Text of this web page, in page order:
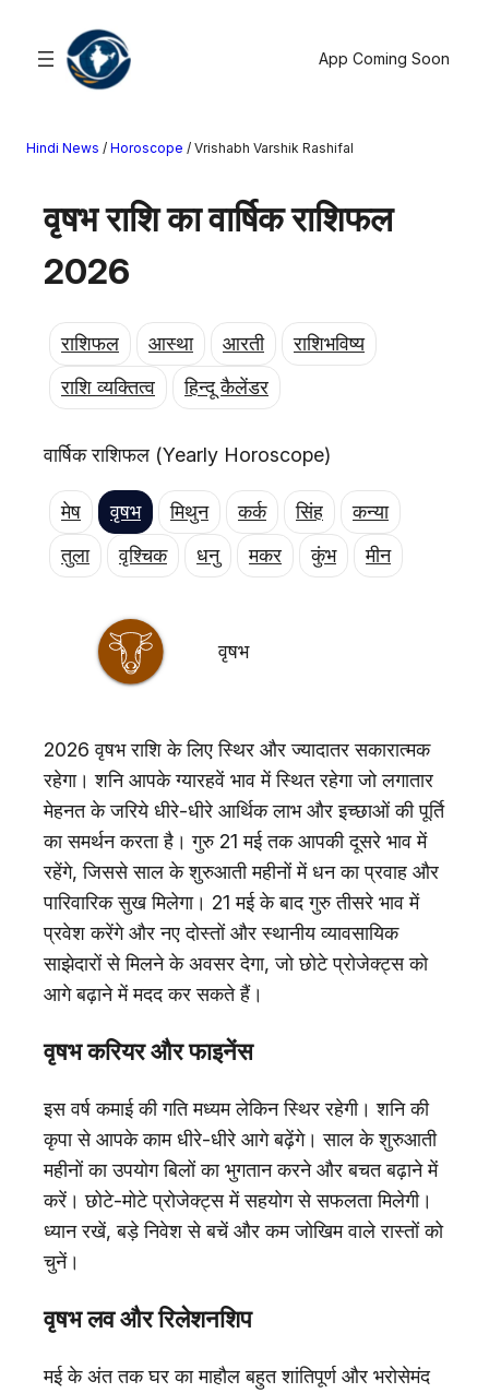
मनोरंजन
राज्य
राष्ट्रीय
व्यापार
करियर
राशिफल
एजुकेशन
Facebook
Instagram
X
App Coming Soon
Hindi News / Horoscope / Vrishabh Varshik Rashifal
वृषभ राशि का वार्षिक राशिफल
2026
राशिफल आस्था आरती
राशिभविष्य
राशि व्यक्तित्व
हिन्दू कैलेंडर
वार्षिक राशिफल (Yearly Horoscope)
मेष वृषभ मिथुन कर्क सिंह
कन्या
तुला
वृश्चिक धनु मकर कुंभ मीन
वृषभ
2026 वृषभ राशि के लिए स्थिर और ज्यादातर सकारात्मक
रहेगा। शनि आपके ग्यारहवें भाव में स्थित रहेगा जो लगातार
मेहनत के जरिये धीरे-धीरे आर्थिक लाभ और इच्छाओं की पूर्ति
का समर्थन करता है। गुरु 21 मई तक आपकी दूसरे भाव में
रहेंगे, जिससे साल के शुरुआती महीनों में धन का प्रवाह और
पारिवारिक सुख मिलेगा। 21 मई के बाद गुरु तीसरे भाव में
प्रवेश करेंगे और नए दोस्तों और स्थानीय व्यावसायिक
साझेदारों से मिलने के अवसर देगा, जो छोटे प्रोजेक्ट्स को
आगे बढ़ाने में मदद कर सकते हैं।
वृषभ करियर और फाइनेंस
इस वर्ष कमाई की गति मध्यम लेकिन स्थिर रहेगी। शनि की
कृपा से आपके काम धीरे-धीरे आगे बढ़ेंगे। साल के शुरुआती
महीनों का उपयोग बिलों का भुगतान करने और बचत बढ़ाने में
करें। छोटे-मोटे प्रोजेक्ट्स में सहयोग से सफलता मिलेगी।
ध्यान रखें, बड़े निवेश से बचें और कम जोखिम वाले रास्तों को
चुनें।
वृषभ लव और रिलेशनशिप
मई के अंत तक घर का माहौल बहुत शांतिपूर्ण और भरोसेमंद